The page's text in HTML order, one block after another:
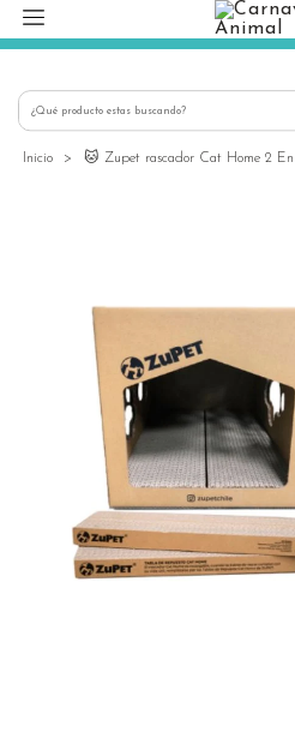
Inicio > 🐱 Zupet rascador Cat Home 2 En